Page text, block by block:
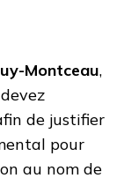
Montceau,
de justifier
pour
au nom de